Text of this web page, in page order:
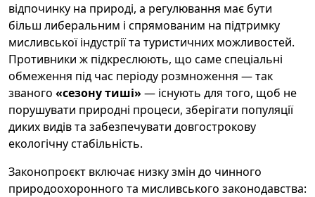
відпочинку на природі, а регулювання має бути
більш либеральним і спрямованим на підтримку
мисливської індустрії та туристичних можливостей.
Противники ж підкреслюють, що саме спеціальні
обмеження під час періоду розмноження — так
званого «сезону тиші»— існують для того, щоб не
порушувати природні процеси, зберігати популяції
диких видів та забезпечувати довгострокову
екологічну стабільність.
Законопроєкт включає низку змін до чинного
природоохоронного та мисливського законодавства: